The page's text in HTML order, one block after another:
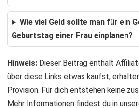
Wie viel Geld sollte man für ein
Geburtstag einer Frau einplanen?
Hinweis: Dieser Beitrag enthält
über diese Links etwas kaufst,
Provision. Für dich entstehen keine
Mehr Informationen findest du in